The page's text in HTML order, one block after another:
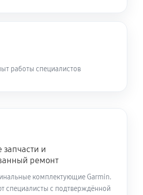
работы специалистов
и
ремонт
комплектующие Garmin.
специалисты с подтверждённой